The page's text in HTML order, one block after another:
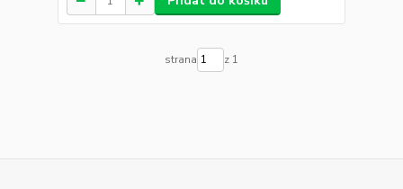
strana z 1